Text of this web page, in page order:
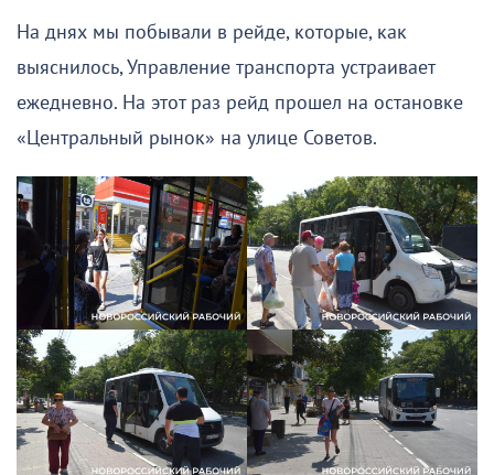
На днях мы побывали в рейде, которые, как
выяснилось, Управление транспорта устраивает
ежедневно. На этот раз рейд прошел на остановке
«Центральный рынок» на улице Советов.